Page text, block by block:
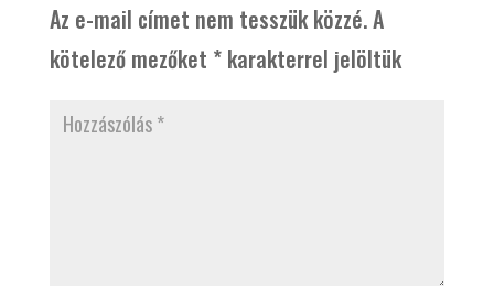
Az e-mail címet nem tesszük közzé.A
kötelező mezőket *karakterrel jelöltük